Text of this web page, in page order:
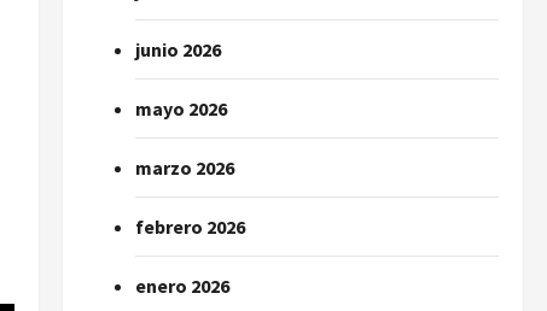
junio 2026
mayo 2026
marzo 2026
febrero 2026
enero 2026